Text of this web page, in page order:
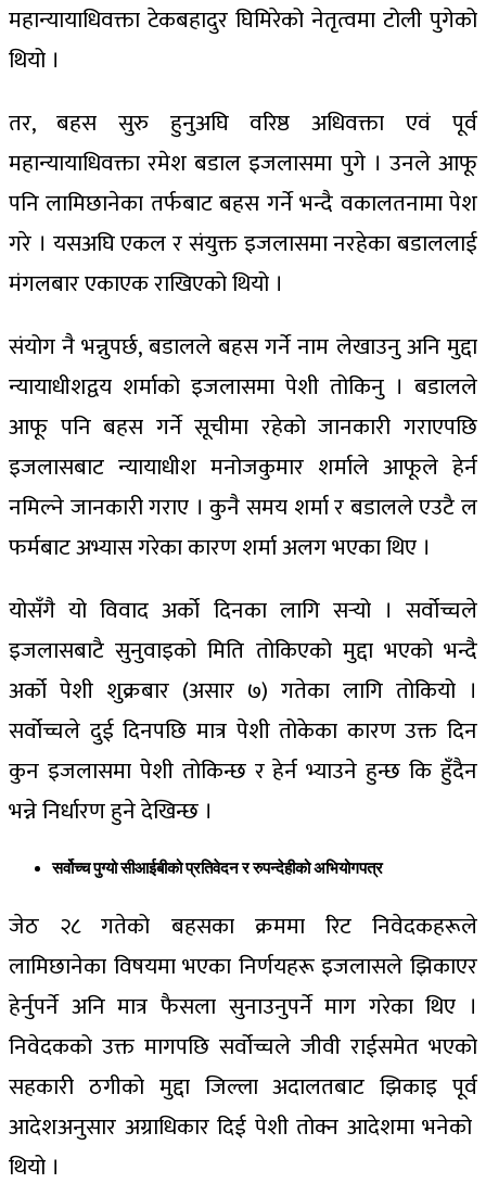
महान्यायाधिवक्ता टेकबहादुर घिमिरेको नेतृत्वमा टोली पुगेको
थियो ।
तर, बहस सुरु हुनुअघि वरिष्ठ अधिवक्ता एवं पूर्व
महान्यायाधिवक्ता रमेश बडाल इजलासमा पुगे । उनले आफू
पनि लामिछानेका तर्फबाट बहस गर्ने भन्दै वकालतनामा पेश
गरे । यसअघि एकल र संयुक्त इजलासमा नरहेका बडाललाई
मंगलबार एकाएक राखिएको थियो ।
संयोग नै भन्नुपर्छ, बडालले बहस गर्ने नाम लेखाउनु अनि मुद्दा
न्यायाधीशद्वय शर्माको इजलासमा पेशी तोकिनु । बडालले
आफू पनि बहस गर्ने सूचीमा रहेको जानकारी गराएपछि
इजलासबाट न्यायाधीश मनोजकुमार शर्माले आफूले हेर्न
नमिल्ने जानकारी गराए । कुनै समय शर्मा र बडालले एउटै ल
फर्मबाट अभ्यास गरेका कारण शर्मा अलग भएका थिए ।
योसँगै यो विवाद अर्को दिनका लागि सर्‍यो । सर्वोच्चले
इजलासबाटै सुनुवाइको मिति तोकिएको मुद्दा भएको भन्दै
अर्को पेशी शुक्रबार (असार ७) गतेका लागि तोकियो ।
सर्वोच्चले दुई दिनपछि मात्र पेशी तोकेका कारण उक्त दिन
कुन इजलासमा पेशी तोकिन्छ र हेर्न भ्याउने हुन्छ कि हुँदैन
भन्ने निर्धारण हुने देखिन्छ ।
सर्वोच्च पुग्यो सीआईबीको प्रतिवेदन र रुपन्देहीको अभियोगपत्र
जेठ २८ गतेको बहसका क्रममा रिट निवेदकहरूले
लामिछानेका विषयमा भएका निर्णयहरू इजलासले झिकाएर
हेर्नुपर्ने अनि मात्र फैसला सुनाउनुपर्ने माग गरेका थिए ।
निवेदकको उक्त मागपछि सर्वोच्चले जीवी राईसमेत भएको
सहकारी ठगीको मुद्दा जिल्ला अदालतबाट झिकाइ पूर्व
आदेशअनुसार अग्राधिकार दिई पेशी तोक्न आदेशमा भनेको
थियो ।